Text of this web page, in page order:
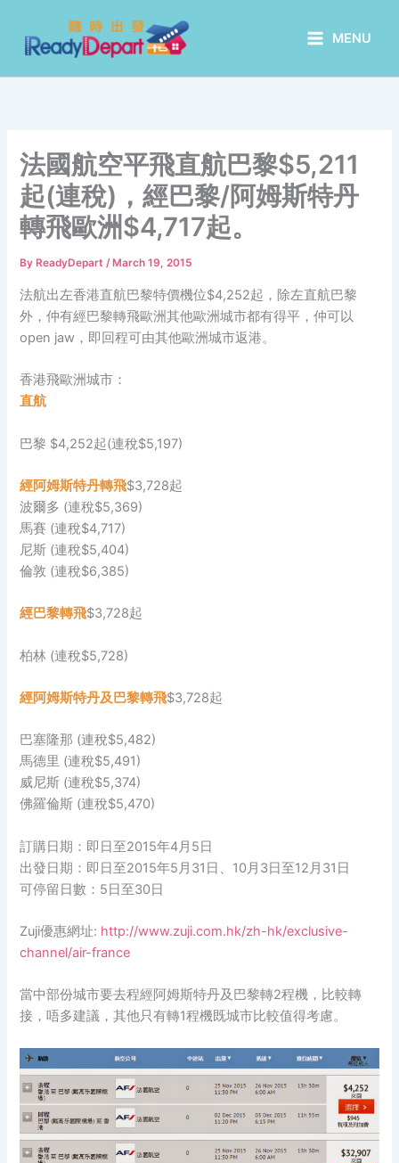
content
MENU
法國航空平飛直航巴黎$5,211
起(連稅)，經巴黎/阿姆斯特丹
轉飛歐洲$4,717起。
By ReadyDepart/ March 19, 2015
法航出左香港直航巴黎特價機位$4,252起，除左直航巴黎
外，仲有經巴黎轉飛歐洲其他歐洲城市都有得平，仲可以
open jaw，即回程可由其他歐洲城市返港。
香港飛歐洲城市：
直航
巴黎 $4,252起(連稅$5,197)
經阿姆斯特丹轉飛$3,728起
波爾多 (連稅$5,369)
馬賽 (連稅$4,717)
尼斯 (連稅$5,404)
倫敦 (連稅$6,385)
經巴黎轉飛$3,728起
柏林 (連稅$5,728)
經阿姆斯特丹及巴黎轉飛$3,728起
巴塞隆那 (連稅$5,482)
馬德里 (連稅$5,491)
威尼斯 (連稅$5,374)
佛羅倫斯 (連稅$5,470)
訂購日期：即日至2015年4月5日
出發日期：即日至2015年5月31日、10月3日至12月31日
可停留日數：5日至30日
Zuji優惠網址: http://www.zuji.com.hk/zh-hk/exclusive-
channel/air-france
當中部份城市要去程經阿姆斯特丹及巴黎轉2程機，比較轉
接，唔多建議，其他只有轉1程機既城市比較值得考慮。